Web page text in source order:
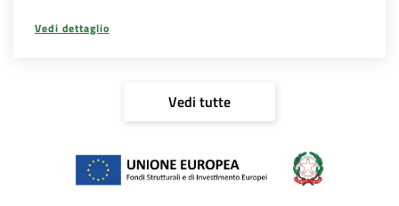
Vedi dettaglio
Vedi tutte